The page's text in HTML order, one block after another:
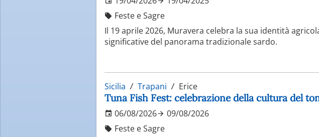
Feste e Sagre
Il 19 aprile 2026, Muravera celebra la sua identità
significative del panorama tradizionale sardo.
Sicilia Trapani Erice
Tuna Fish Fest: celebrazione della cultura del
06/08/2026
09/08/2026
Feste e Sagre